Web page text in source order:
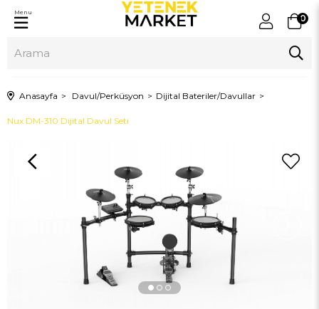
0
Menu
Anasayfa Davul/Perküsyon Dijital Bateriler/Davullar
Nux DM-310 Dijital Davul Seti